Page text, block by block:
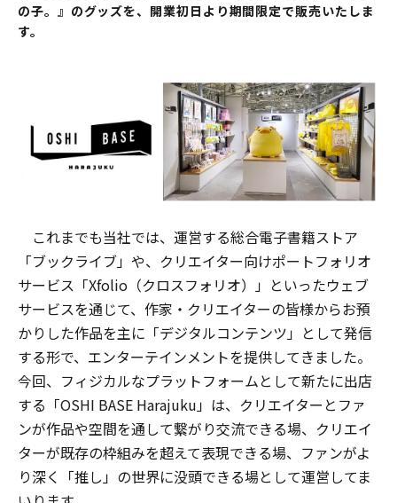
の子。』のグッズを、開業初日より期間限定で販売いたしま
す。
これまでも当社では、運営する総合電子書籍ストア
「ブックライブ」や、クリエイター向けポートフォリオ
サービス「Xfolio（クロスフォリオ）」といったウェブ
サービスを通じて、作家・クリエイターの皆様からお預
かりした作品を主に「デジタルコンテンツ」として発信
する形で、エンターテインメントを提供してきました。
今回、フィジカルなプラットフォームとして新たに出店
する「OSHI BASE Harajuku」は、クリエイターとファ
ンが作品や空間を通して繋がり交流できる場、クリエイ
ターが既存の枠組みを超えて表現できる場、ファンがよ
り深く「推し」の世界に没頭できる場として運営してま